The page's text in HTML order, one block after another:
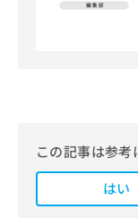
この記事は参考
はい